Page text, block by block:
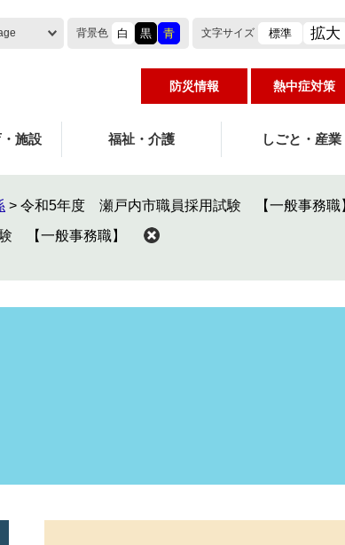
背景色 白 黒 青 文字サイズ 標準 拡大
防災情報 熱中症対策
施設 福祉・介護 しごと・産業
> 令和5年度 瀬戸内市職員採用試験 【一般事務職
【一般事務職】